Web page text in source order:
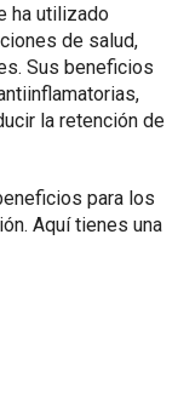
ha utilizado
de salud,
Sus beneficios
la retención de
para los
Aquí tienes una